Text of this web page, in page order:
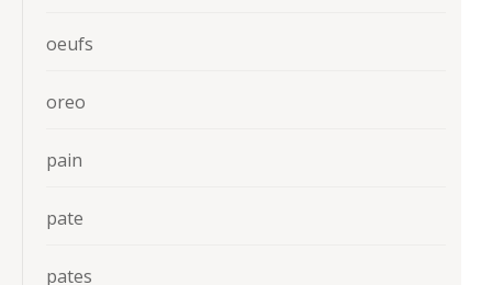
oeufs
oreo
pain
pate
pates